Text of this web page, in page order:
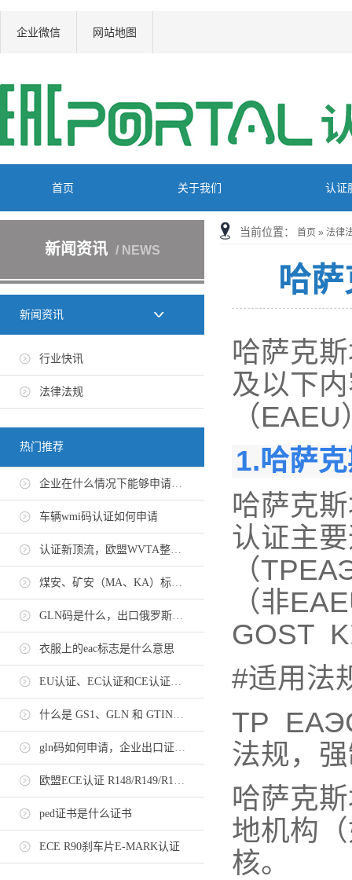
企业微信 网站地图
首页 关于我们 认证
新闻资讯 / NEWS
新闻资讯
行业快讯
法律法规
热门推荐
企业在什么情况下能够申请EN 10204-3.1证书
车辆wmi码认证如何申请
认证新顶流，欧盟WVTA整车认证怎么申请？
煤安、矿安（MA、KA）标志认证办理流程
GLN码是什么，出口俄罗斯GTIN码办理流程
衣服上的eac标志是什么意思
EU认证、EC认证和CE认证有什么区别
什么是 GS1、GLN 和 GTIN，如何申请？
gln码如何申请，企业出口证书需持有gln码
欧盟ECE认证 R148/R149/R150法规标准
ped证书是什么证书
ECE R90刹车片E-MARK认证
当前位置： 首页 » 法律
哈
哈萨克
及以下
（
1.哈萨
哈萨克
认证主
（
（非
GOST
#适用法
ТР ЕАЭС
法规，
哈萨克
地机构
核。